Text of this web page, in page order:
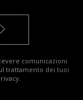
comunicazioni
trattamento dei tuoi
.